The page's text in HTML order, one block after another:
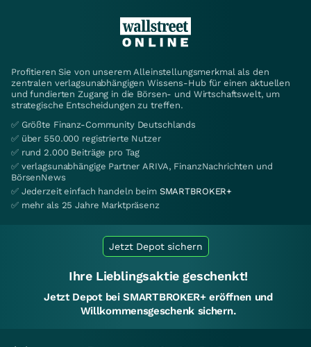
Profitieren Sie von unserem Alleinstellungsmerkmal als den
zentralen verlagsunabhängigen Wissens-Hub für einen aktuellen
und fundierten Zugang in die Börsen- und Wirtschaftswelt, um
strategische Entscheidungen zu treffen.
✅ Größte Finanz-Community Deutschlands
✅ über 550.000 registrierte Nutzer
✅ rund 2.000 Beiträge pro Tag
✅ verlagsunabhängige Partner ARIVA, FinanzNachrichten und
BörsenNews
✅ Jederzeit einfach handeln beim SMARTBROKER+
✅ mehr als 25 Jahre Marktpräsenz
Jetzt Depot sichern
Ihre Lieblingsaktie geschenkt!
Jetzt Depot bei SMARTBROKER+ eröffnen und
Willkommensgeschenk sichern.